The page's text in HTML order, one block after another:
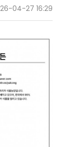
26-04-27 16:29